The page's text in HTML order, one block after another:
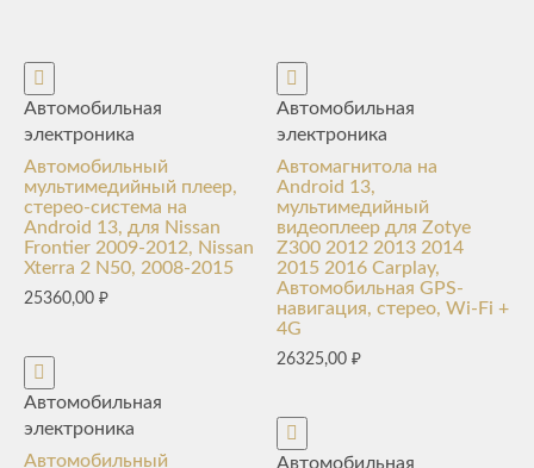
Автомобильная
электроника
Автомобильный
мультимедийный плеер,
стерео-система на
Android 13, для Nissan
Frontier 2009-2012, Nissan
Xterra 2 N50, 2008-2015
25360,00 ₽
Автомобильная
электроника
Автомобильный
Автомобильная
электроника
Автомагнитола на
Android 13,
мультимедийный
видеоплеер для Zotye
Z300 2012 2013 2014
2015 2016 Carplay,
Автомобильная GPS-
навигация, стерео, Wi-Fi +
4G
26325,00₽
Автомобильная